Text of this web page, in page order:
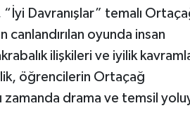
Davranışlar” temalı
oyunda insan
ilişkileri ve iyilik
öğrencilerin Ortaçağ
zamanda drama ve temsil